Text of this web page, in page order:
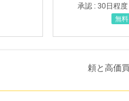
承認 : 30日程度
無料